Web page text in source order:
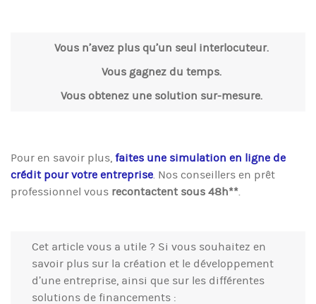
Vous n’avez plus qu’un seul interlocuteur.
Vous gagnez du temps.
Vous obtenez une solution sur-mesure.
Pour en savoir plus, faites une simulation en ligne de
crédit pour votre entreprise. Nos conseillers en prêt
professionnel vous recontactent sous 48h**.
Cet article vous a utile ? Si vous souhaitez en
savoir plus sur la création et le développement
d’une entreprise, ainsi que sur les différentes
solutions de financements :